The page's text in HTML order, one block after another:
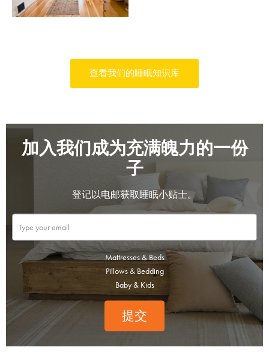
查看我们的睡眠知识库
加入我们成为充满魄力的一份
子
登记以电邮获取睡眠小贴士。
Mattresses & Beds
Pillows & Bedding
Baby & Kids
提交